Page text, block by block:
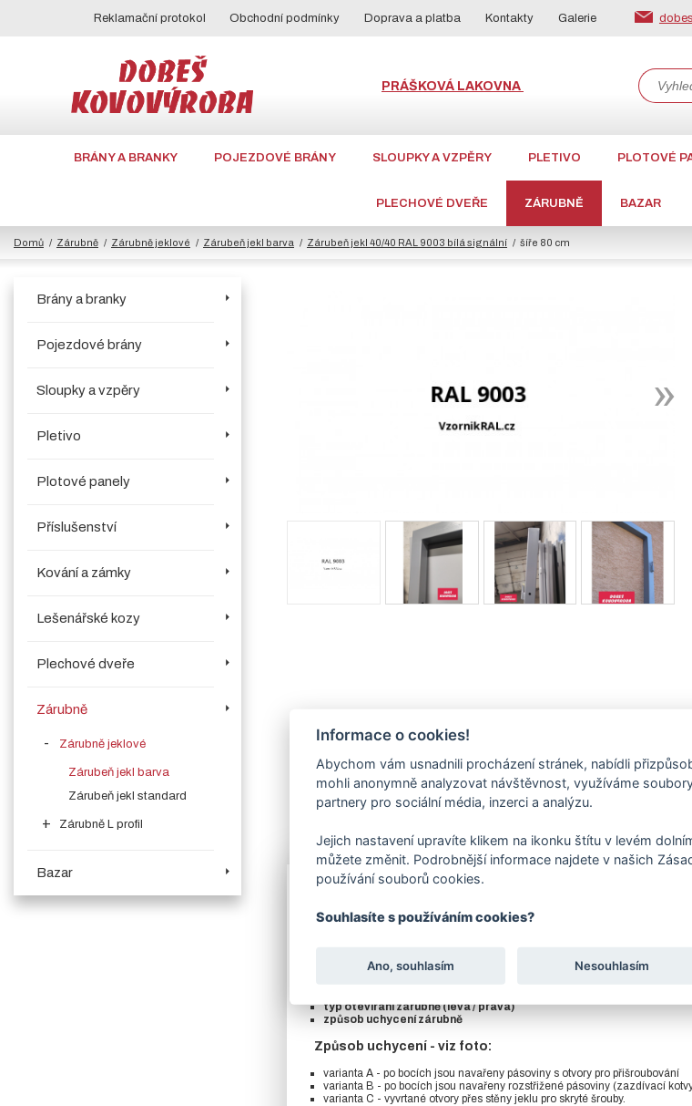
Reklamační protokol Obchodní podmínky Doprava a platba Kontakty Galerie
PRÁŠKOVÁ LAKOVNA
BRÁNY A BRANKY POJEZDOVÉ BRÁNY SLOUPKY A VZPĚRY PLETIVO PLOTOVÉ
PLECHOVÉ DVEŘE ZÁRUBNĚ BAZAR
Domů Zárubně Zárubně jeklové Zárubeň jekl barva Zárubeň jekl 40/40 RAL 9003 bílá signální šíře 80 cm
Brány a branky
Pojezdové brány
Sloupky a vzpěry
Pletivo
Plotové panely
Příslušenství
Kování a zámky
Lešenářské kozy
Plechové dveře
Zárubně
Zárubně jeklové
Zárubeň jekl barva
Zárubeň jekl standard
Zárubně L profil
Bazar
Více o produktu Soubory ke stažení
Boční a horní část zárubně je vyrobena z jeklu 40 x 40 mm, ve
V objednávací tabulce e-shopu si vyberte kombinaci
typ otevírání zárubně (levá / pravá)
způsob uchycení zárubně
Způsob uchycení - viz foto:
varianta A - po bocích jsou navařeny pásoviny s otvory pro přišroubování
varianta B - po bocích jsou navařeny rozstřižené pásoviny (zazdívací
varianta C - vyvrtané otvory přes stěny jeklu pro skryté šrouby.
Informace o cookies!
Abychom vám usnadnili procházení stránek, nabídli
mohli anonymně analyzovat návštěvnost, využíváme
partnery pro sociální média, inzerci a analýzu.
Jejich nastavení upravíte klikem na ikonku štítu v levém
můžete změnit. Podrobnější informace najdete v našich
používání souborů cookies.
Souhlasíte s používáním cookies?
Ano, souhlasím Nesouhlasím